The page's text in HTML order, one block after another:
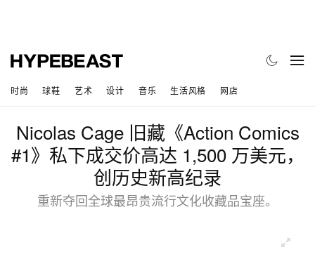
时尚 球鞋 艺术 设计 音乐 生活风格 网店
Nicolas Cage 旧藏《Action Comics
#1》私下成交价高达 1,500 万美元，
创历史新高纪录
重新夺回全球最昂贵流行文化收藏品宝座。